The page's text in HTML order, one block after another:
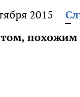
2015
похожим